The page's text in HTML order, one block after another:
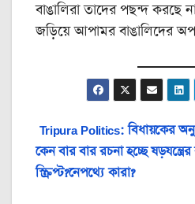
বাঙালিরা তাদের পছন্দ করছে
জড়িয়ে আপামর বাঙালিদের
Post
navigation
Tripura Politics: বিধায়কের
কেন বার বার রচনা হচ্ছে
স্ক্রিপ্ট?নেপথ্যে কারা?